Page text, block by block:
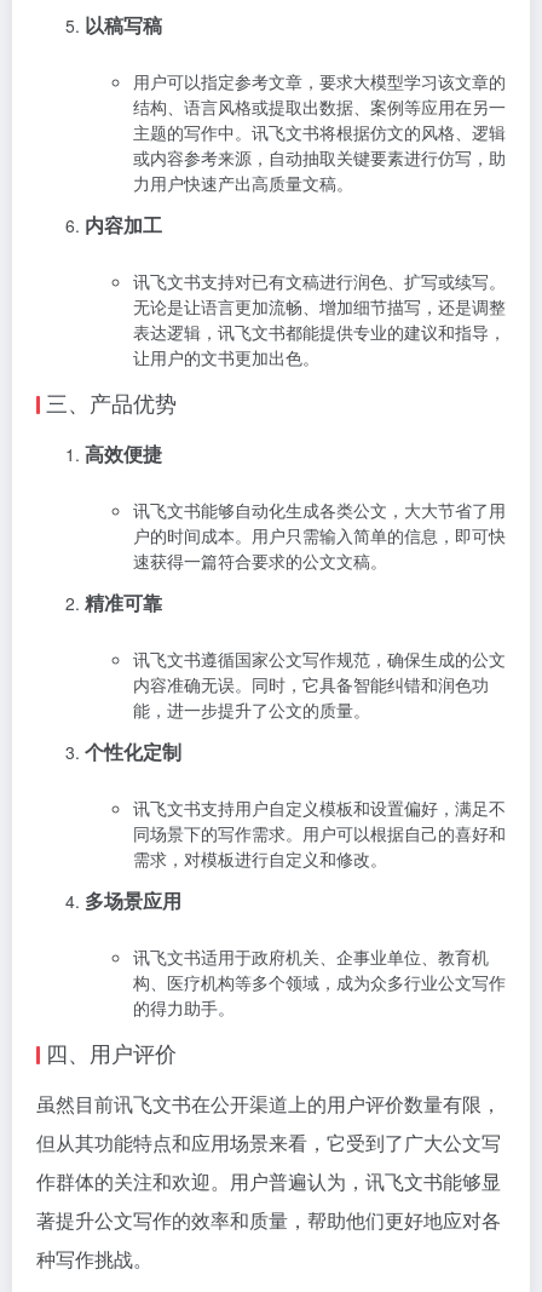
以稿写稿
用户可以指定参考文章，要求大模型学习该文章的
结构、语言风格或提取出数据、案例等应用在另一
主题的写作中。讯飞文书将根据仿文的风格、逻辑
或内容参考来源，自动抽取关键要素进行仿写，助
力用户快速产出高质量文稿。
内容加工
讯飞文书支持对已有文稿进行润色、扩写或续写。
无论是让语言更加流畅、增加细节描写，还是调整
表达逻辑，讯飞文书都能提供专业的建议和指导，
让用户的文书更加出色。
三、产品优势
高效便捷
讯飞文书能够自动化生成各类公文，大大节省了用
户的时间成本。用户只需输入简单的信息，即可快
速获得一篇符合要求的公文文稿。
精准可靠
讯飞文书遵循国家公文写作规范，确保生成的公文
内容准确无误。同时，它具备智能纠错和润色功
能，进一步提升了公文的质量。
个性化定制
讯飞文书支持用户自定义模板和设置偏好，满足不
同场景下的写作需求。用户可以根据自己的喜好和
需求，对模板进行自定义和修改。
多场景应用
讯飞文书适用于政府机关、企事业单位、教育机
构、医疗机构等多个领域，成为众多行业公文写作
的得力助手。
四、用户评价
虽然目前讯飞文书在公开渠道上的用户评价数量有限，
但从其功能特点和应用场景来看，它受到了广大公文写
作群体的关注和欢迎。用户普遍认为，讯飞文书能够显
著提升公文写作的效率和质量，帮助他们更好地应对各
种写作挑战。